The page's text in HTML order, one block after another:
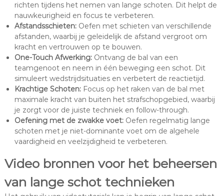
richten tijdens het nemen van lange schoten. Dit helpt de
nauwkeurigheid en focus te verbeteren.
Afstandsschieten:Oefen met schieten van verschillende
afstanden, waarbij je geleidelijk de afstand vergroot om
kracht en vertrouwen op te bouwen.
One-Touch Afwerking:Ontvang de bal van een
teamgenoot en neem in één beweging een schot. Dit
simuleert wedstrijdsituaties en verbetert de reactietijd.
Krachtige Schoten:Focus op het raken van de bal met
maximale kracht van buiten het strafschopgebied, waarbij
je zorgt voor de juiste techniek en follow-through.
Oefening met de zwakke voet:Oefen regelmatig lange
schoten met je niet-dominante voet om de algehele
vaardigheid en veelzijdigheid te verbeteren.
Video bronnen voor het beheersen
van lange schot technieken